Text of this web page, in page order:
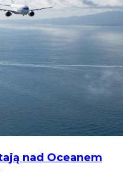
nad Oceanem